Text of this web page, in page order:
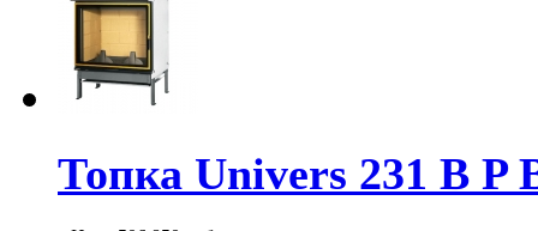
Топка Univers 231 B P